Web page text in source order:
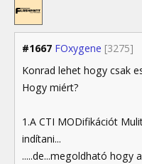
#1667 FOxygene [3275]
Konrad lehet hogy csak
Hogy miért?
1.A CTI MODifikációt
indítani...
.....de...megoldható hogy